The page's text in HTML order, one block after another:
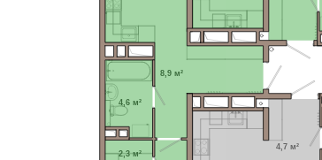
4,6 м²
4,7 м²
8,9 м²
2,3 м²